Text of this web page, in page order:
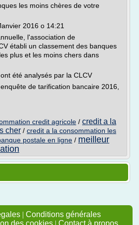
les moins chères de votre
2016 o 14:21
l'association de
établi un classement des banques
plus et les moins chers dans
été analysés par la CLCV
de tarification bancaire 2016,
credit agricole / credit a la
cher / credit a la consommation les
postale en ligne / meilleur
| Conditions générales
des cookies | Contact à propos